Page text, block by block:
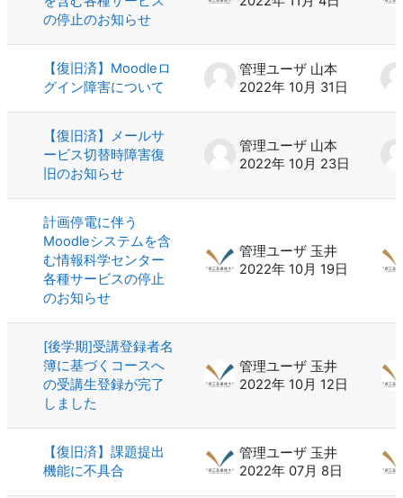
の停止のお知らせ
【復旧済】Moodleロ
グイン障害について
管理ユーザ 山本
2022年 10月 31日
【復旧済】メールサ
ービス切替時障害復
旧のお知らせ
管理ユーザ 山本
2022年 10月 23日
計画停電に伴う
Moodleシステムを含
む情報科学センター
各種サービスの停止
のお知らせ
管理ユーザ 玉井
2022年 10月 19日
[後学期]受講登録者名
簿に基づくコースへ
の受講生登録が完了
しました
管理ユーザ 玉井
2022年 10月 12日
【復旧済】課題提出
機能に不具合
管理ユーザ 玉井
2022年 07月 8日